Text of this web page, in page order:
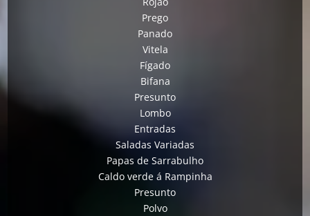
Prego
Panado
Vitela
Fígado
Bifana
Presunto
Lombo
Entradas
Saladas Variadas
Papas de Sarrabulho
Caldo verde á Rampinha
Presunto
Polvo